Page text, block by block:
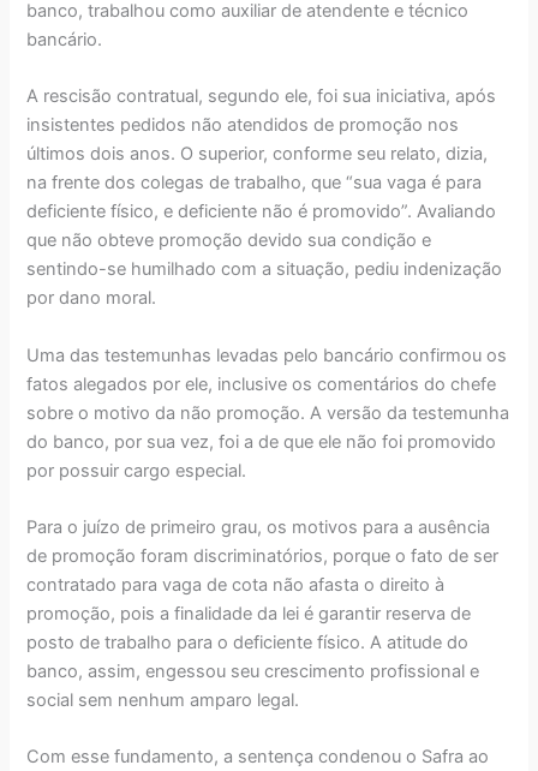
banco, trabalhou como auxiliar de atendente e técnico
bancário.
A rescisão contratual, segundo ele, foi sua iniciativa, após
insistentes pedidos não atendidos de promoção nos
últimos dois anos. O superior, conforme seu relato, dizia,
na frente dos colegas de trabalho, que “sua vaga é para
deficiente físico, e deficiente não é promovido”. Avaliando
que não obteve promoção devido sua condição e
sentindo-se humilhado com a situação, pediu indenização
por dano moral.
Uma das testemunhas levadas pelo bancário confirmou os
fatos alegados por ele, inclusive os comentários do chefe
sobre o motivo da não promoção. A versão da testemunha
do banco, por sua vez, foi a de que ele não foi promovido
por possuir cargo especial.
Para o juízo de primeiro grau, os motivos para a ausência
de promoção foram discriminatórios, porque o fato de ser
contratado para vaga de cota não afasta o direito à
promoção, pois a finalidade da lei é garantir reserva de
posto de trabalho para o deficiente físico. A atitude do
banco, assim, engessou seu crescimento profissional e
social sem nenhum amparo legal.
Com esse fundamento, a sentença condenou o Safra ao